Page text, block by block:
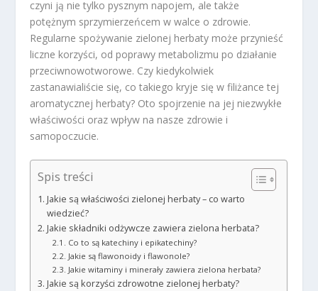
czyni ją nie tylko pysznym napojem, ale także
potężnym sprzymierzeńcem w walce o zdrowie.
Regularne spożywanie zielonej herbaty może przynieść
liczne korzyści, od poprawy metabolizmu po działanie
przeciwnowotworowe. Czy kiedykolwiek
zastanawialiście się, co takiego kryje się w filiżance tej
aromatycznej herbaty? Oto spojrzenie na jej niezwykłe
właściwości oraz wpływ na nasze zdrowie i
samopoczucie.
Spis treści
Jakie są właściwości zielonej herbaty – co warto
wiedzieć?
Jakie składniki odżywcze zawiera zielona herbata?
Co to są katechiny i epikatechiny?
Jakie są flawonoidy i flawonole?
Jakie witaminy i minerały zawiera zielona herbata?
Jakie są korzyści zdrowotne zielonej herbaty?